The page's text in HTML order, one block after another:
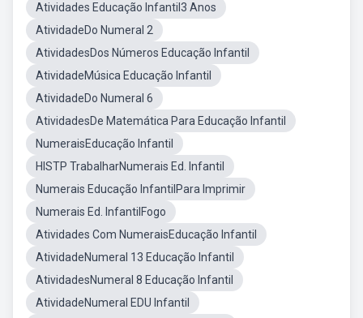
Atividades Educação Infantil3 Anos
AtividadeDo Numeral 2
AtividadesDos Números Educação Infantil
AtividadeMúsica Educação Infantil
AtividadeDo Numeral 6
AtividadesDe Matemática Para Educação Infantil
NumeraisEducação Infantil
HISTP TrabalharNumerais Ed. Infantil
Numerais Educação InfantilPara Imprimir
Numerais Ed. InfantilFogo
Atividades Com NumeraisEducação Infantil
AtividadeNumeral 13 Educação Infantil
AtividadesNumeral 8 Educação Infantil
AtividadeNumeral EDU Infantil